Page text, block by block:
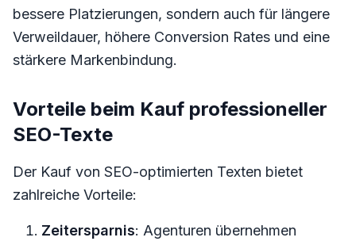
bessere Platzierungen, sondern auch für längere
Verweildauer, höhere Conversion Rates und eine
stärkere Markenbindung.
Vorteile beim Kauf professioneller
SEO-Texte
Der Kauf von SEO-optimierten Texten bietet
zahlreiche Vorteile:
Zeitersparnis: Agenturen übernehmen